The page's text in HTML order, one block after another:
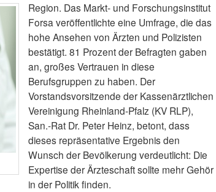
Region. Das Markt- und Forschungsinstitut
Forsa veröffentlichte eine Umfrage, die das
hohe Ansehen von Ärzten und Polizisten
bestätigt. 81 Prozent der Befragten gaben
an, großes Vertrauen in diese
Berufsgruppen zu haben. Der
Vorstandsvorsitzende der Kassenärztlichen
Vereinigung Rheinland-Pfalz (KV RLP),
San.-Rat Dr. Peter Heinz, betont, dass
dieses repräsentative Ergebnis den
Wunsch der Bevölkerung verdeutlicht: Die
Expertise der Ärzteschaft sollte mehr Gehör
in der Politik finden.